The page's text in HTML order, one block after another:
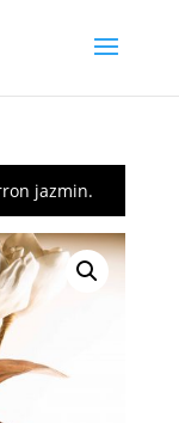
jazmin.